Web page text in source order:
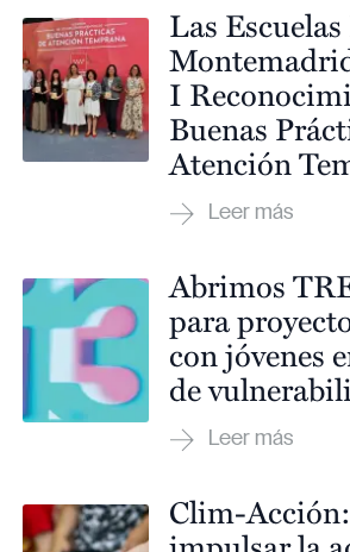
Las
I
Buenas
Atención
Abrimos
para
con jóvenes
de
Clim-